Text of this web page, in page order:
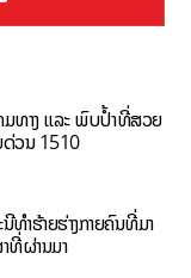
ທາງ ແລະ ພົບປ້ຳທີ່ສວຍ
ດ່ວນ 1510
ຳຮ້າຍຮ່າງກາຍຄົນທີ່ມາ
ທີ່ຜ່ານມາ